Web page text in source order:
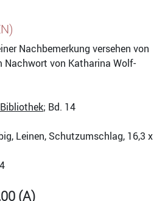
Nachbemerkung versehen von
Nachwort von Katharina Wolf-
; Bd. 14
Leinen, Schutzumschlag, 16,3 x
(A)